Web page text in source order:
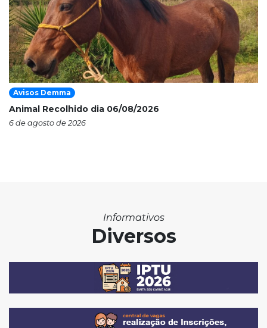
Avisos Demma
Animal Recolhido dia 06/08/2026
6 de agosto de 2026
Informativos
Diversos